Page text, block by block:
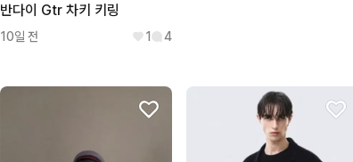
반다이 Gtr 차키 키링
10일 전 1 4